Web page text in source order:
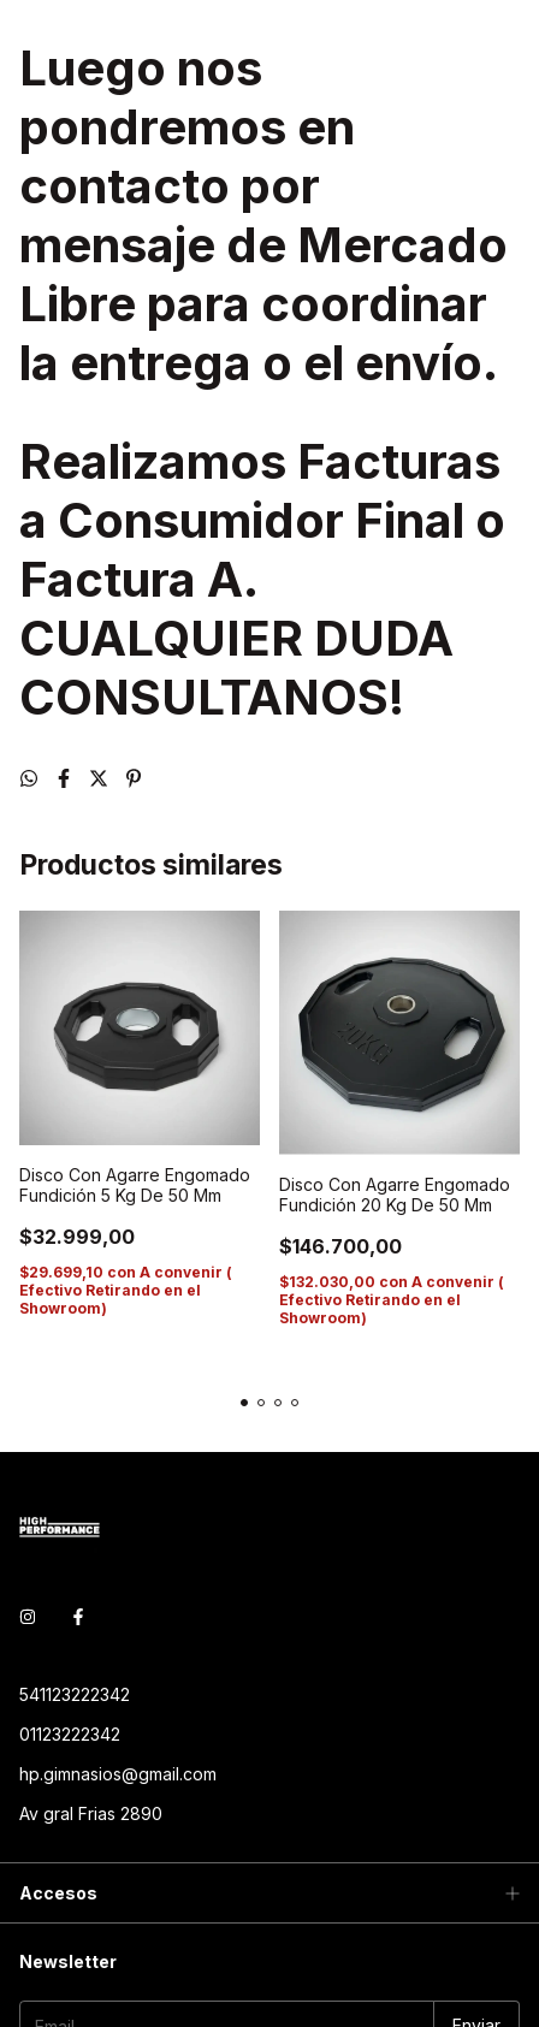
Luego nos
pondremos en
contacto por
mensaje de Mercado
Libre para coordinar
la entrega o el envío.
Realizamos Facturas
a Consumidor Final o
Factura A.
CUALQUIER DUDA
CONSULTANOS!
Productos similares
Disco Con Agarre Engomado
Fundición 5 Kg De 50 Mm
$32.999,00
$29.699,10 con A convenir (
Efectivo Retirando en el
Showroom)
Disco Con Agarre Engomado
Fundición 20 Kg De 50 Mm
$146.700,00
$132.030,00 con A convenir (
Efectivo Retirando en el
Showroom)
541123222342
01123222342
hp.gimnasios@gmail.com
Av gral Frias 2890
Accesos
Newsletter